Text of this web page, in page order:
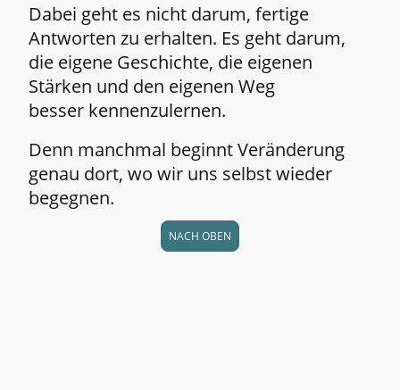
Dabei geht es nicht darum, fertige
Antworten zu erhalten. Es geht darum,
die eigene Geschichte, die eigenen
Stärken und den eigenen Weg
besser kennenzulernen.
Denn manchmal beginnt Veränderung
genau dort, wo wir uns selbst wieder
begegnen.
NACH OBEN